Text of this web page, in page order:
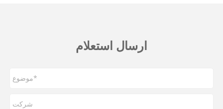
ارسال استعلام